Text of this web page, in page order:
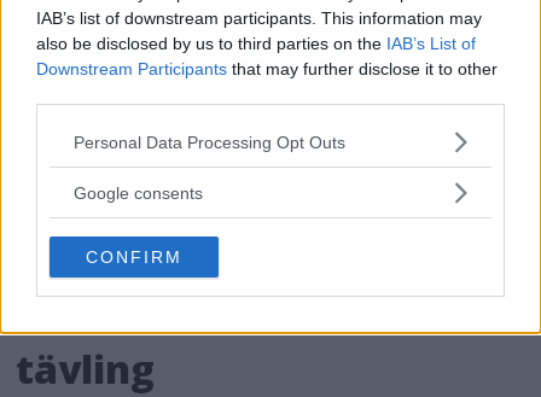
IAB’s list of downstream participants. This information may
also be disclosed by us to third parties on the IAB’s List of
Downstream Participants that may further disclose it to other
Please note that this website/app uses one or more Google
not limited to your visit or usage behaviour. You may click to
use your data for below specified purposes in below Google
consent section.
Personal Data Processing Opt Outs
Google consents
CONFIRM
Årets bild 2021: Här är
alla vinnarbilder i årets
tävling